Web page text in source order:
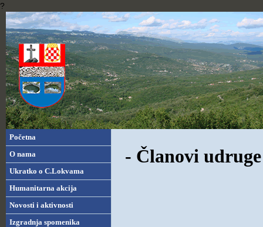
?
Početna
O nama
Ukratko o C.Lokvama
Humanitarna akcija
Novosti i aktivnosti
Izgradnja spomenika
- Članovi